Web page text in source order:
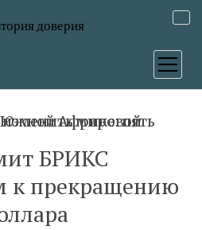
доверия
меню
БРИКС
к прекращению